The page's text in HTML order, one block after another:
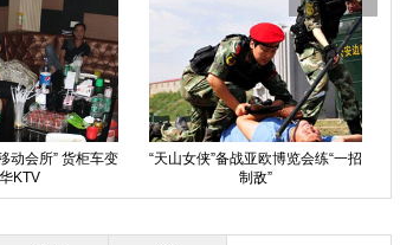
第二届夏季青奥会在南京闭幕
网
博览会练“一招